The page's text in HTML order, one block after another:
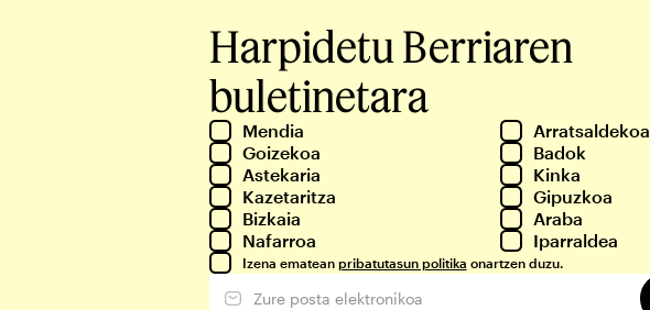
Harpidetu Berriaren
buletinetara
Mendia
Arratsaldekoa
Goizekoa
Badok
Astekaria
Kinka
Kazetaritza
Gipuzkoa
Bizkaia
Araba
Nafarroa
Iparraldea
Izena ematean pribatutasun politika onartzen duzu.